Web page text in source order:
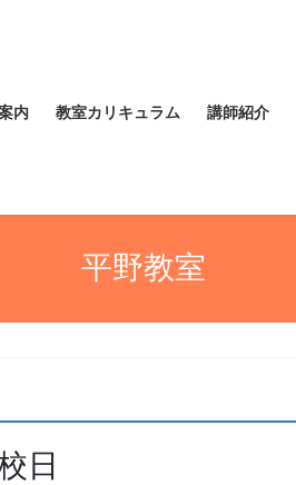
内 教室カリキュラム 講師紹介
平野教室
日